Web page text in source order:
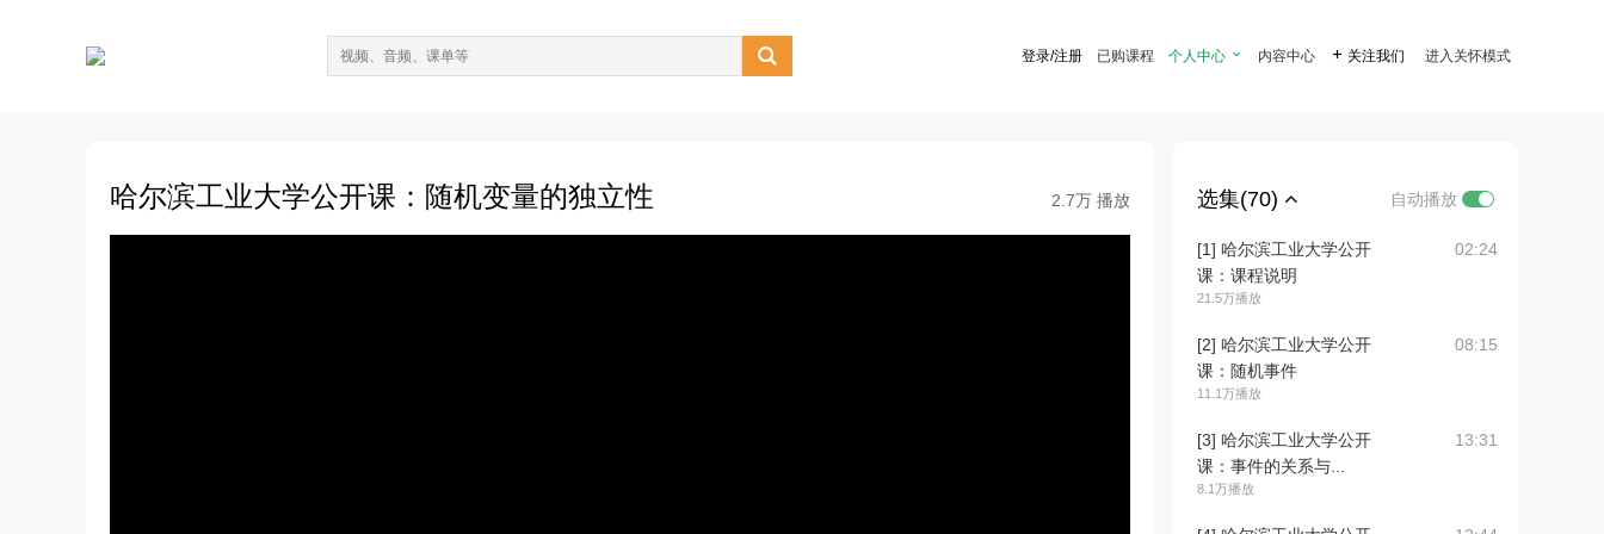
 登录/注册 已购课程 个人中心  内容中心  关注我们 进入关怀模式
哈尔滨工业大学公开课：随机变量的独立性 2.7万 播放 选集(70) 自动播放
[1] 哈尔滨工业大学公开
课：课程说明
21.5万播放
02:24
[2] 哈尔滨工业大学公开
课：随机事件
11.1万播放
08:15
[3] 哈尔滨工业大学公开
课：事件的关系与...
8.1万播放
13:31